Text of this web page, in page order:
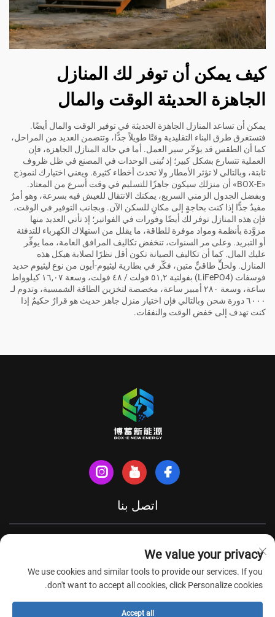
كيف يمكن أن توفر لك المنازل
الجاهزة الحديثة الوقت والمال
يمكن أن تساعد المنازل الجاهزة الحديثة في توفير الوقت والمال أيضًا.
فتستغرق طرق البناء التقليدية وقتًا طويلاً جدًّا، وتتضمن العديد من المراحل،
كما أن الطقس قد يؤخّر سير العمل. أما في حالة المنازل الجاهزة، فإن
العملية تتسارع بشكل كبير؛ إذ تُبنى الوحدات في المصنع في ظل ظروف
ثابتة، وبالتالي لا تؤثر الأمطار ولا تحدث أخطاء كثيرة. ويعني اختيارك لنموذج
«BOX-E» أن منزلك سيكون جاهزًا للتسليم في وقت أسرع من المعتاد.
وبفضل الجدول الزمني السريع، يمكنك الانتقال للعيش فيه بسرعة، وهو أمرٌ
مفيدٌ جدًّا إذا كنت بحاجةٍ إلى مكانٍ للسكن الآن. وبجانب التوفير في الوقت،
فإن هذه المنازل توفر لك أيضًا وفورات في الفواتير؛ إذ تأتي العديد منها
مزوَّدة بأنظمة ومواد موفرة للطاقة، ما يقلل من استهلاك الكهرباء للتدفئة
أو التبريد. وعلى مر السنوات، تنخفض تكاليف المرافق العامة، مما يوفِّر
عليك المال. كما أن تكاليف الصيانة تكون أقل نظرًا لصلابة هيكل هذه
المنازل. ولحلٍّ طاقيٍّ متين، فكّر في بطارية ليثيوم-أيون من نوع ليثيوم حديد
فوسفات (LiFePO4) بفولتية ٥١,٢ فولت / ٤٨ فولت، وسعة ١٦,٠٧ كيلوواط
ساعة، وسعة ٢٨٠ أمبير ساعة، مخصصة لتخزين الطاقة الشمسية، وتدوم لـ
٦٠٠٠ دورة شحن
وبالتالي فإن اختيار منزل جاهز حديث هو قرارٌ حكيمٌ إذا
كنت تهدف إلى خفض الوقت والنفقات.
اتصل بنا
We value your privacy
We use cookies and similar tools to provide our services. If you
don't want to accept all cookies, click Personalize cookies.
Accept all